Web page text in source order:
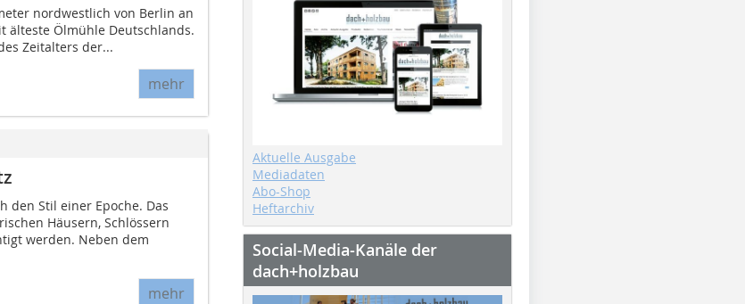
nordwestlich von Berlin an
älteste Ölmühle Deutschlands.
Zeitalters der...
mehr
den Stil einer Epoche. Das
Häusern, Schlössern
werden. Neben dem
mehr
Aktuelle Ausgabe
Mediadaten
Abo-Shop
Heftarchiv
Social-Media-Kanäle der
dach+holzbau